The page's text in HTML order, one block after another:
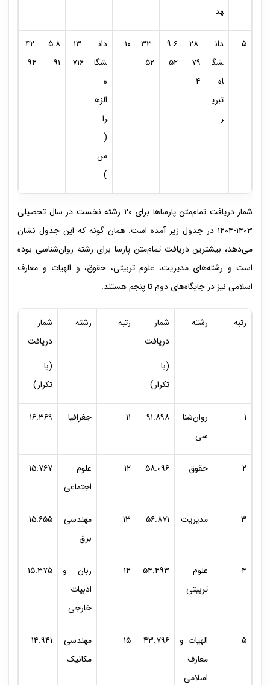
هد
۵
دان
شگ
اه
تبری
ز
۲۸.
۷۹
۴
۹.۶
۵۲
۳۳.
۵۲
۱۰
دان
شگا
ه
الزه
را
(
س
)
۱۳.
۷۱۶
۵.۸
۹۱
۴۲.
۹۴
شمار دریافت تمام‌متن پارساها برای ۲۰ رشته نخست در سال تحصیلی
۱۴۰۳-۱۴۰۴ در جدول زیر آمده است. همان ‌گونه که این جدول نشان
می‌دهد، بیشترین دریافت تمام‌متن پارسا برای رشته روان‌شناسی بوده
است و رشته‌های مدیریت، علوم تربیتی، حقوق، و الهیات و معارف
اسلامی نیز در جایگاه‌های دوم تا پنجم هستند.
رتبه رشته
شمار
دریافت
(با
تکرار)
رتبه رشته
شمار
دریافت
(با
تکرار)
۱
روان‌شنا
سی
۹۱.۸۹۸ ۱۱ جغرافیا ۱۶.۳۶۹
۲ حقوق ۵۸.۰۹۶ ۱۲
علوم
اجتماعی
۱۵.۷۶۷
۳ مدیریت ۵۶.۸۷۱ ۱۳
مهندسی
برق
۱۵.۶۵۵
۴
علوم
تربیتی
۵۴.۴۹۳ ۱۴
زبان و
ادبیات
خارجی
۱۵.۳۷۵
۵
الهیات و
معارف
اسلامی
۴۳.۷۹۶ ۱۵
مهندسی
مکانیک
۱۴.۹۴۱